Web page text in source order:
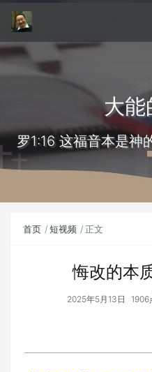
大能
罗1:16 这福音本是神
首页 短视频 正文
悔改的本
2025年5月13日 1906